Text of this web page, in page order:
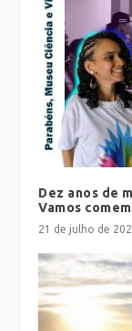
Dez anos de
Vamos
21 de julho de